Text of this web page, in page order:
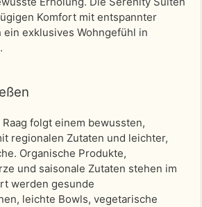
Komfort mit entspannter
ein exklusives Wohngefühl in
folgt einem bewussten,
regionalen Zutaten und leichter,
Organische Produkte,
und saisonale Zutaten stehen im
werden gesunde
leichte Bowls, vegetarische